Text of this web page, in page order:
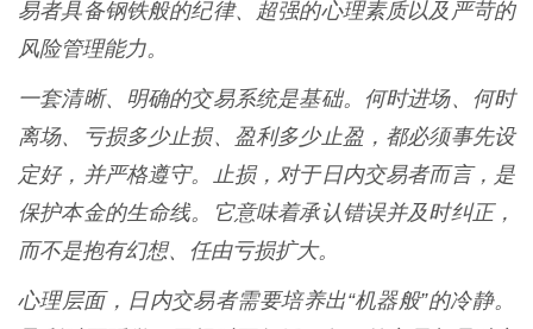
易者具备钢铁般的纪律、超强的心理素质以及严苛的
风险管理能力。
一套清晰、明确的交易系统是基础。何时进场、何时
离场、亏损多少止损、盈利多少止盈，都必须事先设
定好，并严格遵守。止损，对于日内交易者而言，是
保护本金的生命线。它意味着承认错误并及时纠正，
而不是抱有幻想、任由亏损扩大。
心理层面，日内交易者需要培养出“机器般”的冷静。